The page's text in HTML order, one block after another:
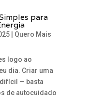
para
| Quero Mais
logo ao
dia. Criar uma
— basta
de autocuidado